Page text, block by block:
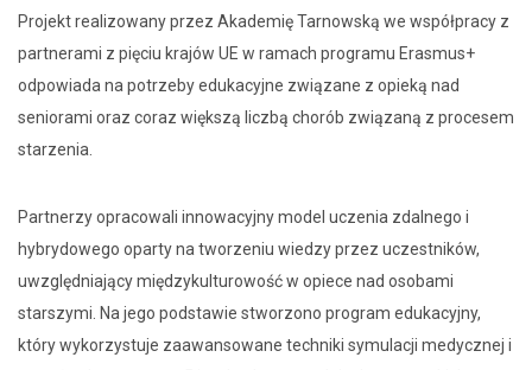
Projekt realizowany przez Akademię Tarnowską we współpracy z
partnerami z pięciu krajów UE w ramach programu Erasmus+
odpowiada na potrzeby edukacyjne związane z opieką nad
seniorami oraz coraz większą liczbą chorób związaną z procesem
starzenia.
Partnerzy opracowali innowacyjny model uczenia zdalnego i
hybrydowego oparty na tworzeniu wiedzy przez uczestników,
uwzględniający międzykulturowość w opiece nad osobami
starszymi. Na jego podstawie stworzono program edukacyjny,
który wykorzystuje zaawansowane techniki symulacji medycznej i